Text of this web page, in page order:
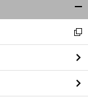
閉
る
新
し
い
ウ
ィ
ン